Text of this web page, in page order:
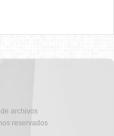
archivos
reservados